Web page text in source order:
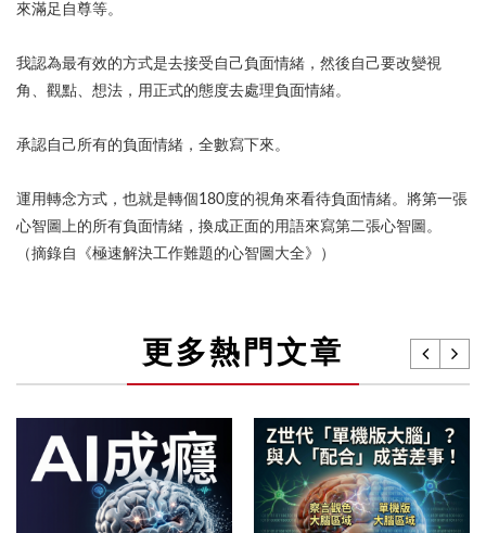
來滿足自尊等。
我認為最有效的方式是去接受自己負面情緒，然後自己要改變視
角、觀點、想法，用正式的態度去處理負面情緒。
承認自己所有的負面情緒，全數寫下來。
運用轉念方式，也就是轉個180度的視角來看待負面情緒。將第一張
心智圖上的所有負面情緒，換成正面的用語來寫第二張心智圖。
（摘錄自《極速解決工作難題的心智圖大全》）
更多熱門文章